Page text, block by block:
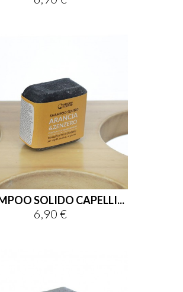
SOLIDO CAPELLI...
Prezzo
6,90 €